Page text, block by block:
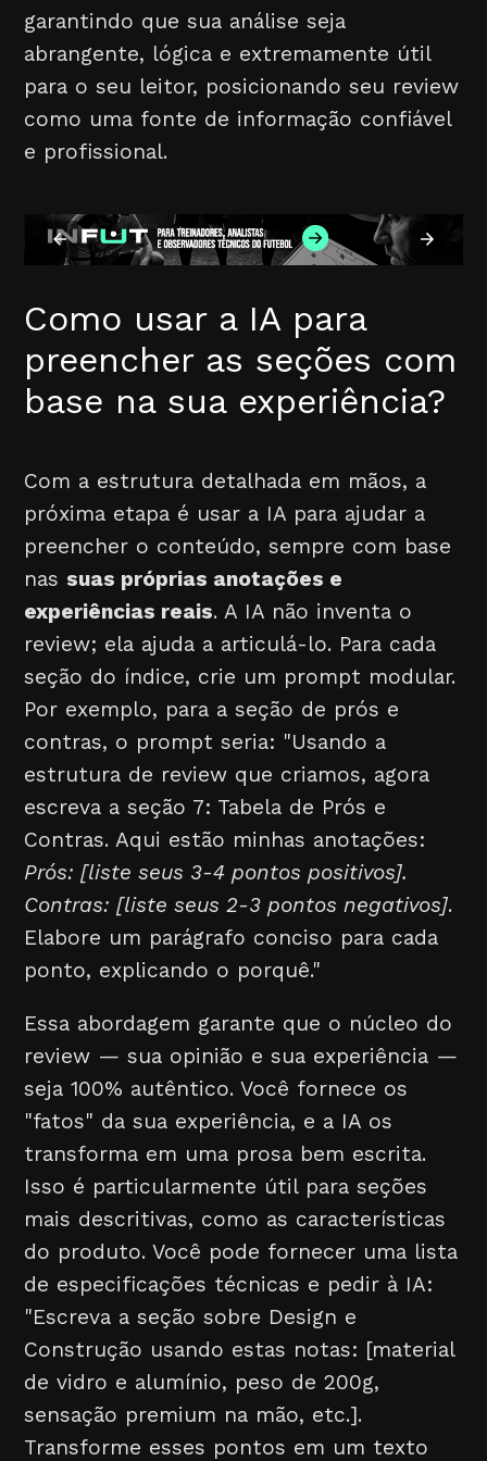
garantindo que sua análise seja
abrangente, lógica e extremamente útil
para o seu leitor, posicionando seu review
como uma fonte de informação confiável
e profissional.
Como usar a IA para
preencher as seções com
base na sua experiência?
Com a estrutura detalhada em mãos, a
próxima etapa é usar a IA para ajudar a
preencher o conteúdo, sempre com base
nas suas próprias anotações e
experiências reais. A IA não inventa o
review; ela ajuda a articulá-lo. Para cada
seção do índice, crie um prompt modular.
Por exemplo, para a seção de prós e
contras, o prompt seria: "Usando a
estrutura de review que criamos, agora
escreva a seção 7: Tabela de Prós e
Contras. Aqui estão minhas anotações:
Prós: [liste seus 3-4 pontos positivos].
Contras: [liste seus 2-3 pontos negativos].
Elabore um parágrafo conciso para cada
ponto, explicando o porquê."
Essa abordagem garante que o núcleo do
review — sua opinião e sua experiência —
seja 100% autêntico. Você fornece os
"fatos" da sua experiência, e a IA os
transforma em uma prosa bem escrita.
Isso é particularmente útil para seções
mais descritivas, como as características
do produto. Você pode fornecer uma lista
de especificações técnicas e pedir à IA:
"Escreva a seção sobre Design e
Construção usando estas notas: [material
de vidro e alumínio, peso de 200g,
sensação premium na mão, etc.].
Transforme esses pontos em um texto